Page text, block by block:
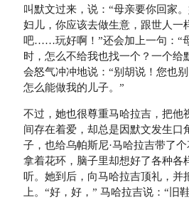
叫默文过来，说：“母亲要你回家
妇儿，你应该去做生意，跟世人一
吧……玩好啊！”还会加上一句：“
时，怎么不给我也找一个？一个给
会怒气冲冲地说：“别胡说！您也
怎么能做我的儿子。”
不过，她也很尊重马哈拉吉，把他
间存在着爱，却总是因默文发生口
子，也给乌帕斯尼·马哈拉吉带了
拿着花环，脑子里却想好了各种各
听。她到后，向马哈拉吉顶礼，并
上。“好，好，” 马哈拉吉说：“旧